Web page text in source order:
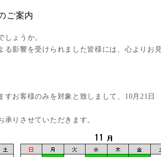
ご案内
ょうか。
る影響を受けられました皆様には、心よりお見
お客様のみを対象と致しまして、 10 月 21 日
りさせていただきます。